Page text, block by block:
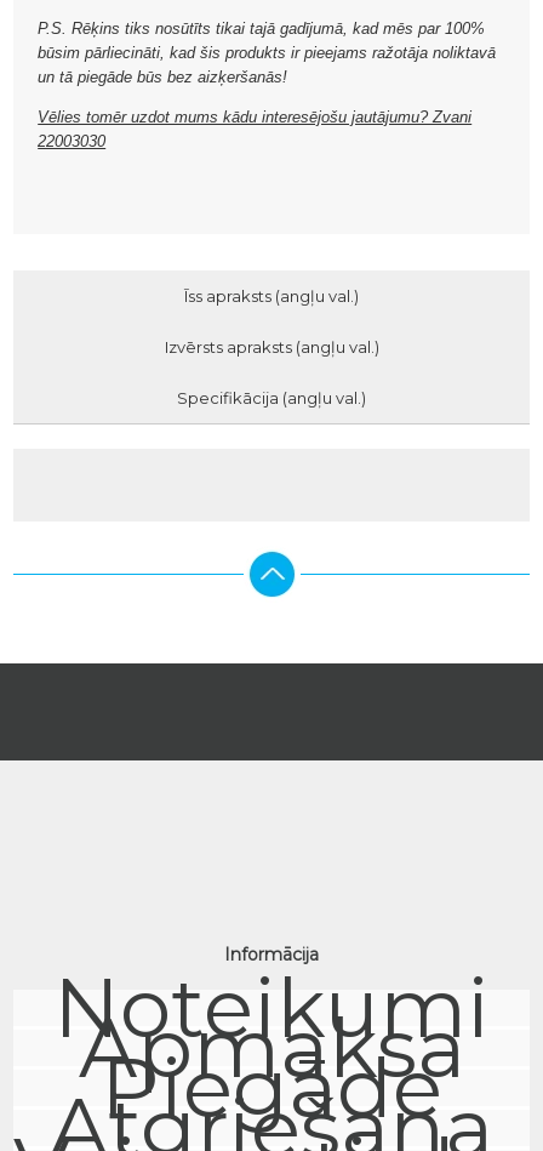
P.S. Rēķins tiks nosūtīts tikai tajā gadījumā, kad mēs par 100%
būsim pārliecināti, kad šis produkts ir pieejams ražotāja noliktavā
un tā piegāde būs bez aizķeršanās!
Vēlies tomēr uzdot mums kādu interesējošu jautājumu? Zvani
22003030
Īss apraksts (angļu val.)
Izvērsts apraksts (angļu val.)
Specifikācija (angļu val.)
Informācija
Noteikumi
Apmaksa
Piegāde
Atgriešana